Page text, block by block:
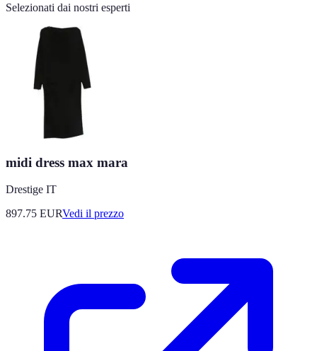
Selezionati dai nostri esperti
midi dress max mara
Drestige IT
897.75 EURVedi il prezzo